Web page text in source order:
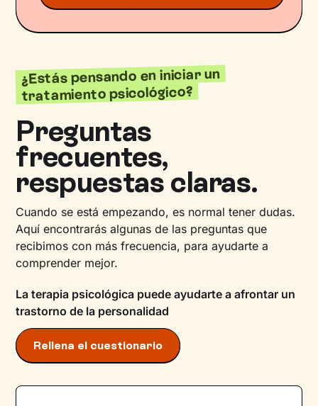
¿Estás pensando en iniciar un
tratamiento psicológico?
Preguntas
frecuentes,
respuestas claras.
Cuando se está empezando, es normal tener dudas.
Aquí encontrarás algunas de las preguntas que
recibimos con más frecuencia, para ayudarte a
comprender mejor.
La terapia psicológica puede ayudarte a afrontar un
trastorno de la personalidad
Rellena el cuestionario